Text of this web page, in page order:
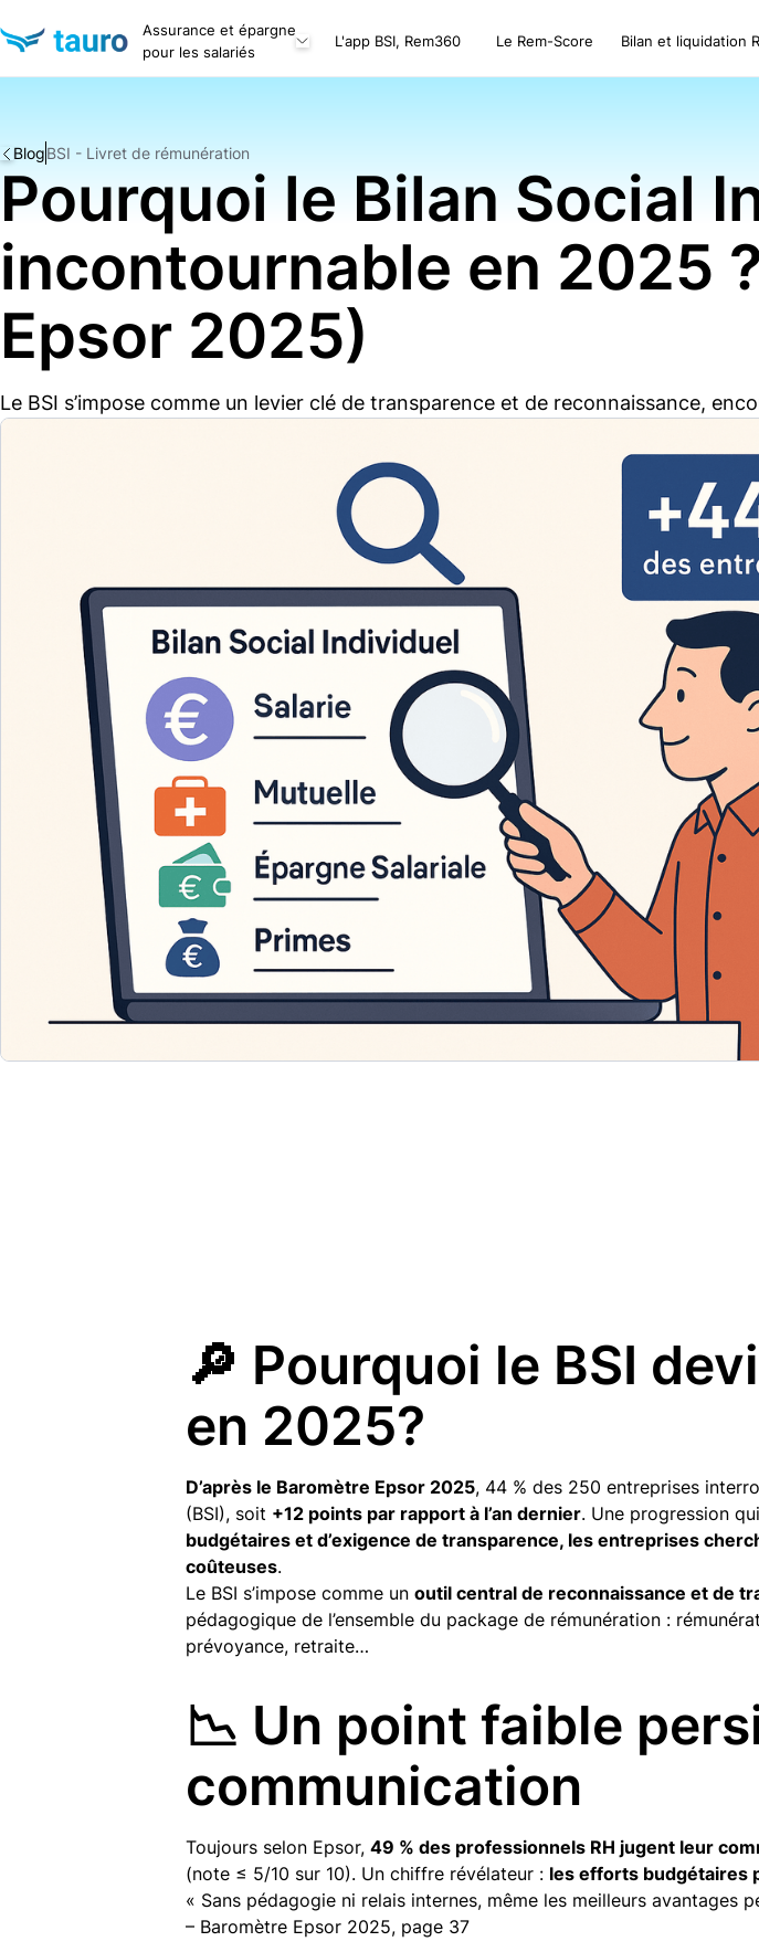
Assurance et épargne
pour les salariés
L'app BSI, Rem360 Le Rem-Score Bilan et liquidation
BlogBSI - Livret de rémunération
Pourquoi le Bilan Social
incontournable en 2025
Epsor 2025)
Le BSI s’impose comme un levier clé de transparence et de reconnaissance,
🔎 Pourquoi le BSI
en 2025?
D’après le Baromètre Epsor 2025, 44 % des 250 entreprises
(BSI), soit +12 points par rapport à l’an dernier. Une progression
budgétaires et d’exigence de transparence, les entreprises
coûteuses.
Le BSI s’impose comme un outil central de reconnaissance et de
pédagogique de l’ensemble du package de rémunération :
prévoyance, retraite…
📉 Un point faible
communication
Toujours selon Epsor, 49 % des professionnels RH jugent leur
(note ≤ 5/10 sur 10). Un chiffre révélateur : les efforts budgétaires
« Sans pédagogie ni relais internes, même les meilleurs avantages
– Baromètre Epsor 2025, page 37